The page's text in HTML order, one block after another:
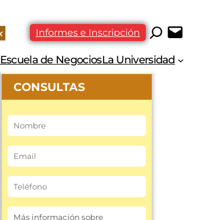
Informes e Inscripción
Escuela de NegociosLa Universidad
CONSULTAS